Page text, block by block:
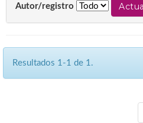
Autor/registro
Resultados 1-1 de 1.